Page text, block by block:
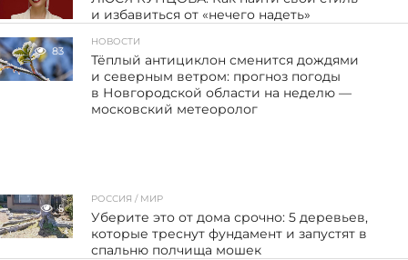
и избавиться от «нечего надеть»
83
НОВОСТИ
Тёплый антициклон сменится дождями
и северным ветром: прогноз погоды
в Новгородской области на неделю —
московский метеоролог
5
РОССИЯ / МИР
Уберите это от дома срочно: 5 деревьев,
которые треснут фундамент и запустят в
спальню полчища мошек